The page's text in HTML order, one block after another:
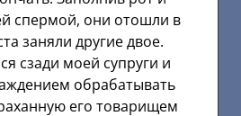
спермой, они отошли в
заняли другие двое.
сзади моей супруги и
обрабатывать
его товарищем